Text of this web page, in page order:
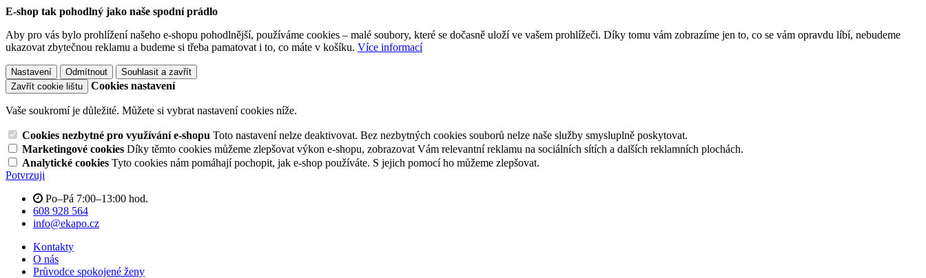
E-shop tak pohodlný jako naše spodní prádlo
Aby pro vás bylo prohlížení našeho e-shopu pohodlnější, používáme cookies – malé soubory, které se dočasně uloží ve vašem prohlížeči. Díky tomu vám zobrazíme jen to, co se vám opravdu líbí, nebudeme
ukazovat zbytečnou reklamu a budeme si třeba pamatovat i to, co máte v košíku. Více informací
Nastavení Odmítnout
Souhlasit a zavřít
Zavřít cookie lištu
Cookies nastavení
Vaše soukromí je důležité. Můžete si vybrat nastavení cookies níže.
Cookies nezbytné pro využívání e-shopu Toto nastavení nelze deaktivovat. Bez nezbytných cookies souborů nelze naše služby smysluplně poskytovat.
Marketingové cookies Díky těmto cookies můžeme zlepšovat výkon e-shopu, zobrazovat Vám relevantní reklamu na sociálních sítích a dalších reklamních plochách.
Analytické cookies Tyto cookies nám pomáhají pochopit, jak e-shop používáte. S jejich pomocí ho můžeme zlepšovat.
Potvrzuji
Po–Pá 7:00–13:00 hod.
608 928 564
info@ekapo.cz
Kontakty
O nás
Průvodce spokojené ženy